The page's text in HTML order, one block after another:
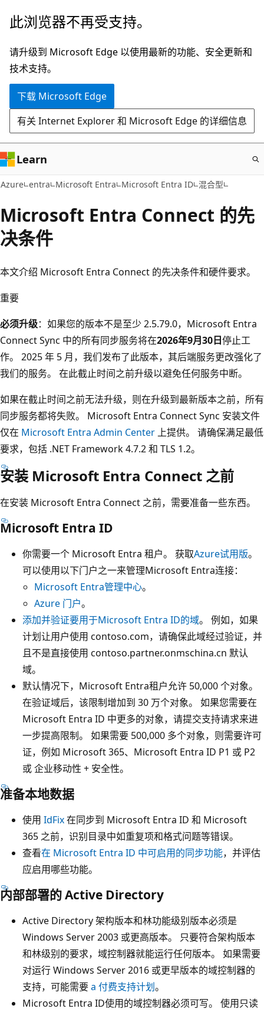
跳
主
要
内
此浏览器不再受支持。
请升级到 Microsoft Edge 以使用最新的功能、安全更新和
技术支持。
下载 Microsoft Edge
有关 Internet Explorer 和 Microsoft Edge 的详细信息
Learn
Azure entra Microsoft Entra Microsoft Entra ID 混合型
Microsoft Entra Connect 的先
决条件
本文介绍 Microsoft Entra Connect 的先决条件和硬件要求。
重要
必须升级：如果您的版本不是至少 2.5.79.0，Microsoft Entra
Connect Sync 中的所有同步服务将在2026年9月30日停止工
作。 2025 年 5 月，我们发布了此版本，其后端服务更改强化了
我们的服务。 在此截止时间之前升级以避免任何服务中断。
如果在截止时间之前无法升级，则在升级到最新版本之前，所有
同步服务都将失败。 Microsoft Entra Connect Sync 安装文件
仅在 Microsoft Entra Admin Center 上提供。 请确保满足最低
要求，包括 .NET Framework 4.7.2 和 TLS 1.2。
安装 Microsoft Entra Connect 之前
在安装 Microsoft Entra Connect 之前，需要准备一些东西。
Microsoft Entra ID
你需要一个 Microsoft Entra 租户。 获取Azure试用版。
可以使用以下门户之一来管理Microsoft Entra连接：
Microsoft Entra管理中心。
Azure 门户。
添加并验证要用于Microsoft Entra ID的域。 例如，如果
计划让用户使用 contoso.com，请确保此域经过验证，并
且不是直接使用 contoso.partner.onmschina.cn 默认
域。
默认情况下，Microsoft Entra租户允许 50,000 个对象。
在验证域后，该限制增加到 30 万个对象。 如果您需要在
Microsoft Entra ID 中更多的对象，请提交支持请求来进
一步提高限制。 如果需要 500,000 多个对象，则需要许可
证，例如 Microsoft 365、Microsoft Entra ID P1 或 P2
或 企业移动性 + 安全性。
准备本地数据
使用 IdFix在同步到 Microsoft Entra ID 和 Microsoft
365 之前，识别目录中如重复项和格式问题等错误。
查看在 Microsoft Entra ID 中可启用的同步功能，并评估
应启用哪些功能。
内部部署的 Active Directory
Active Directory 架构版本和林功能级别版本必须是
Windows Server 2003 或更高版本。 只要符合架构版本
和林级别的要求，域控制器就能运行任何版本。 如果需要
对运行 Windows Server 2016 或更早版本的域控制器的
支持，可能需要a 付费支持计划。
Microsoft Entra ID使用的域控制器必须可写。 使用只读